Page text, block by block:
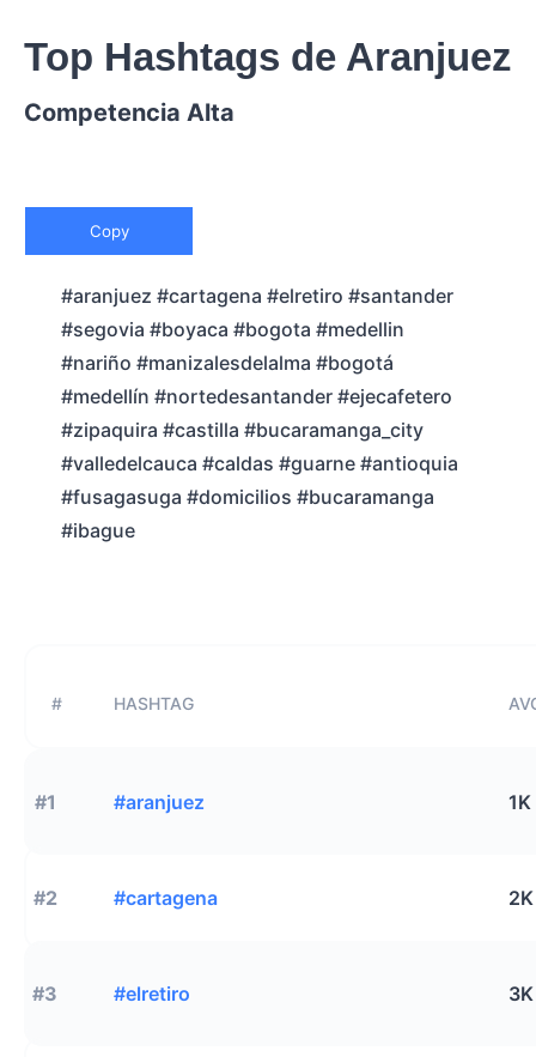
Top Hashtags de Aranjuez
Competencia Alta
Copy
#aranjuez #cartagena #elretiro #santander
#segovia #boyaca #bogota #medellin
#nariño #manizalesdelalma #bogotá
#medellín #nortedesantander #ejecafetero
#zipaquira #castilla #bucaramanga_city
#valledelcauca #caldas #guarne #antioquia
#fusagasuga #domicilios #bucaramanga
#ibague
# HASHTAG
#1 #aranjuez 1K
#2 #cartagena 2K
#3 #elretiro 3K